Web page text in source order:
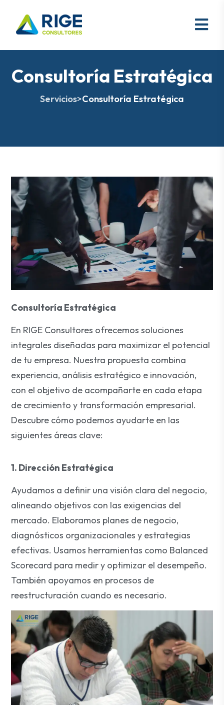
Consultoría Estratégica
Servicios>Consultoría Estratégica
Consultoría Estratégica
En RIGE Consultores ofrecemos soluciones
integrales diseñadas para maximizar el potencial
de tu empresa. Nuestra propuesta combina
experiencia, análisis estratégico e innovación,
con el objetivo de acompañarte en cada etapa
de crecimiento y transformación empresarial.
Descubre cómo podemos ayudarte en las
siguientes áreas clave:
1. Dirección Estratégica
Ayudamos a definir una visión clara del negocio,
alineando objetivos con las exigencias del
mercado. Elaboramos planes de negocio,
diagnósticos organizacionales y estrategias
efectivas. Usamos herramientas como Balanced
Scorecard para medir y optimizar el desempeño.
También apoyamos en procesos de
reestructuración cuando es necesario.